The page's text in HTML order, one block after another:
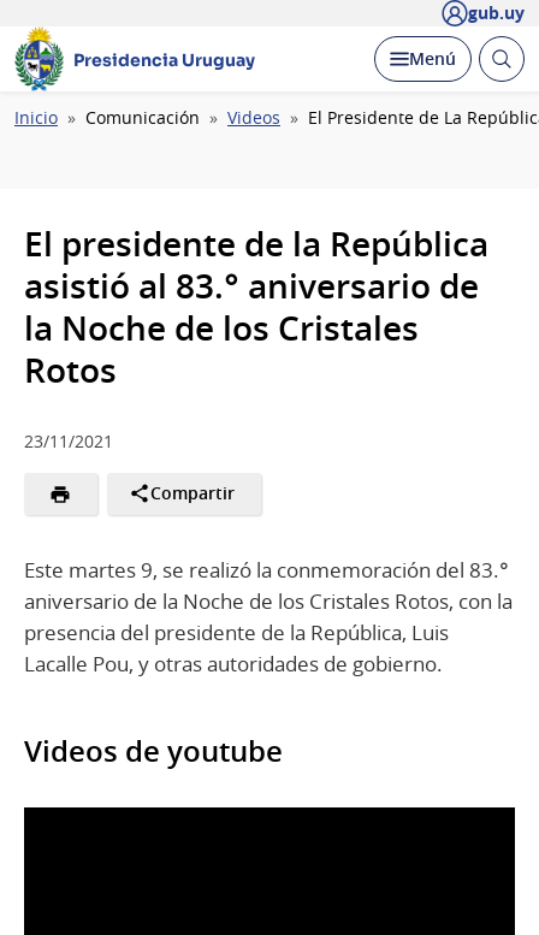
gub.uy
Presidencia Uruguay Desplegar
Menú Abrir
Ruta
Inicio Comunicación Videos El Presidente de La
El presidente de la República
asistió al 83.° aniversario de
la Noche de los Cristales
Rotos
23/11/2021
Compartir
Este martes 9, se realizó la conmemoración del 83.°
aniversario de la Noche de los Cristales Rotos, con la
presencia del presidente de la República, Luis
Lacalle Pou, y otras autoridades de gobierno.
Videos de youtube